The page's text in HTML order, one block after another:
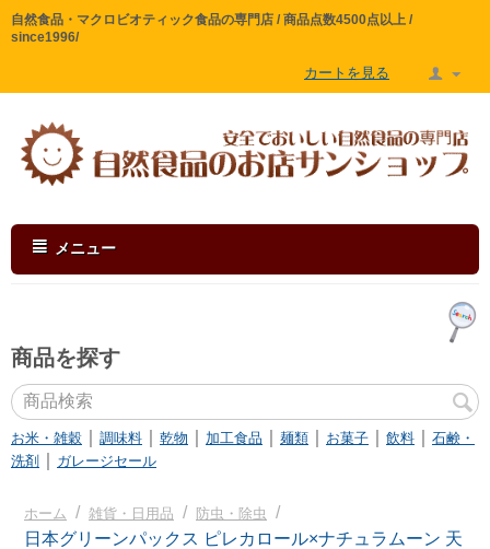
自然食品・マクロビオティック食品の専門店 / 商品点数4500点以上 /
since1996/
カートを見る
メニュー
商品を探す
お米・雑穀 調味料 乾物 加工食品 麺類 お菓子 飲料
石鹸・
洗剤
ガレージセール
ホーム / 雑貨・日用品 / 防虫・除虫
/
日本グリーンパックス ピレカロール×ナチュラムーン 天